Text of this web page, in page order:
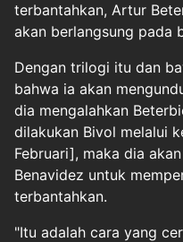
terbantahkan, Artur
akan berlangsung pada
Dengan trilogi itu dan
bahwa ia akan
dia mengalahkan
dilakukan Bivol melalui
Februari], maka dia
Benavidez untuk
terbantahkan.
"Itu adalah cara yang